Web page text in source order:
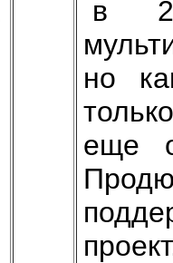
в
но
еще